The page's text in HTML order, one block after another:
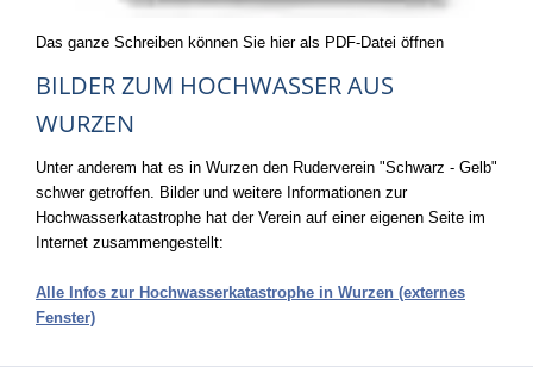
Das ganze Schreiben können Sie hier als PDF-Datei öffnen
BILDER ZUM HOCHWASSER AUS
WURZEN
Unter anderem hat es in Wurzen den Ruderverein "Schwarz - Gelb"
schwer getroffen. Bilder und weitere Informationen zur
Hochwasserkatastrophe hat der Verein auf einer eigenen Seite im
Internet zusammengestellt:
Alle Infos zur Hochwasserkatastrophe in Wurzen (externes
Fenster)